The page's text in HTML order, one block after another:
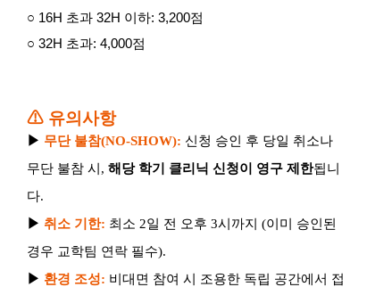
○ 16H 초과 32H 이하: 3,200점
○ 32H 초과: 4,000점
⚠ 유의사항
▶ 무단 불참(NO-SHOW): 신청 승인 후 당일 취소나
무단 불참 시 , 해당 학기 클리닉 신청이 영구 제한됩니
다.
▶ 취소 기한: 최소 2일 전 오후 3시까지 (이미 승인된
경우 교학팀 연락 필수).
▶ 환경 조성: 비대면 참여 시 조용한 독립 공간에서 접